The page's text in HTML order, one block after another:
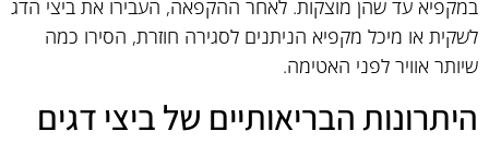
במקפיא עד שהן מוצקות. לאחר ההקפאה, העבירו את ביצי הדג
לשקית או מיכל מקפיא הניתנים לסגירה חוזרת, הסירו כמה
שיותר אוויר לפני האטימה.
היתרונות הבריאותיים של ביצי דגים